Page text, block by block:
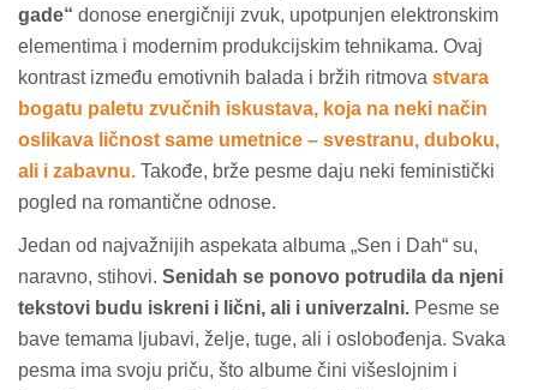
gade“ donose energičniji zvuk, upotpunjen elektronskim
elementima i modernim produkcijskim tehnikama. Ovaj
kontrast između emotivnih balada i bržih ritmova stvara
bogatu paletu zvučnih iskustava, koja na neki način
oslikava ličnost same umetnice – svestranu, duboku,
ali i zabavnu. Takođe, brže pesme daju neki feministički
pogled na romantične odnose.
Jedan od najvažnijih aspekata albuma „Sen i Dah“ su,
naravno, stihovi. Senidah se ponovo potrudila da njeni
tekstovi budu iskreni i lični, ali i univerzalni. Pesme se
bave temama ljubavi, želje, tuge, ali i oslobođenja. Svaka
pesma ima svoju priču, što albume čini višeslojnim i